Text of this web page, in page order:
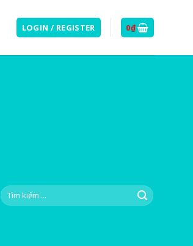
LOGIN / REGISTER 0₫
Search
for: